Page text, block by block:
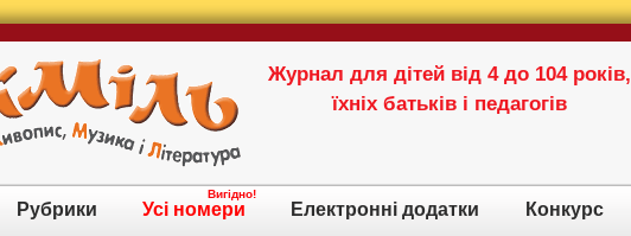
Журнал для дітей від 4 до 104 років,
їхніх батьків і педагогів
Рубрики Усі номери
Вигідно!
Електронні додатки Конкурс